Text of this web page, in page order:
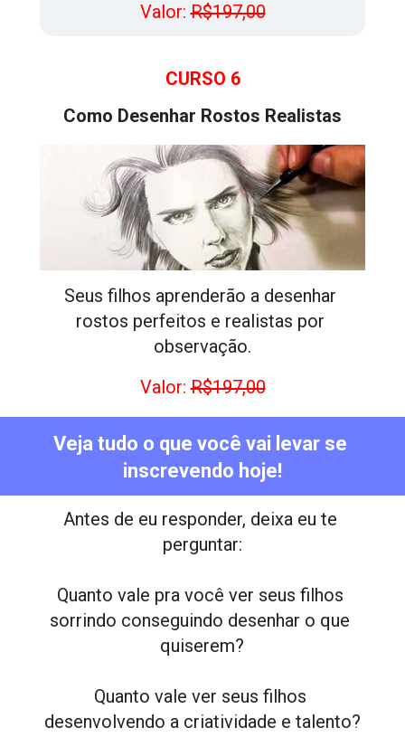
Como Desenhar Rostos Realistas
Seus filhos aprenderão a desenhar
rostos perfeitos e realistas por
observação.
Valor: R$197,00
Valor: R$197,00
CURSO 6
Veja tudo o que você vai levar se
inscrevendo hoje!
Antes de eu responder, deixa eu te
perguntar:
Quanto vale pra você ver seus filhos
sorrindo conseguindo desenhar o que
quiserem?
Quanto vale ver seus filhos
desenvolvendo a criatividade e talento?